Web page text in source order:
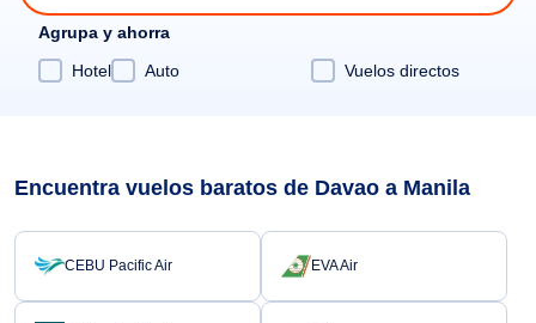
Agrupa y ahorra
Hotel
Auto Vuelos directos
Encuentra vuelos baratos de Davao a Manila
CEBU Pacific Air EVA Air